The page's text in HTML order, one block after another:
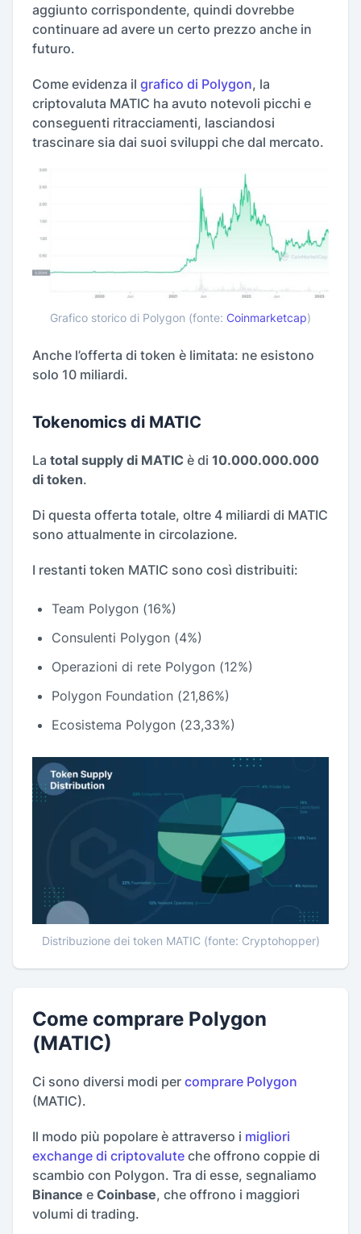
aggiunto corrispondente, quindi dovrebbe
continuare ad avere un certo prezzo anche in
futuro.
Come evidenza il grafico di Polygon, la
criptovaluta MATIC ha avuto notevoli picchi e
conseguenti ritracciamenti, lasciandosi
trascinare sia dai suoi sviluppi che dal mercato.
Grafico storico di Polygon (fonte: Coinmarketcap)
Anche l’offerta di token è limitata: ne esistono
solo 10 miliardi.
Tokenomics di MATIC
La total supply di MATIC è di 10.000.000.000
di token.
Di questa offerta totale, oltre 4 miliardi di MATIC
sono attualmente in circolazione.
I restanti token MATIC sono così distribuiti:
Team Polygon (16%)
Consulenti Polygon (4%)
Operazioni di rete Polygon (12%)
Polygon Foundation (21,86%)
Ecosistema Polygon (23,33%)
Distribuzione dei token MATIC (fonte: Cryptohopper)
Come comprare Polygon
(MATIC)
Ci sono diversi modi per comprare Polygon
(MATIC).
Il modo più popolare è attraverso i migliori
exchange di criptovalute che offrono coppie di
scambio con Polygon. Tra di esse, segnaliamo
Binance e Coinbase, che offrono i maggiori
volumi di trading.